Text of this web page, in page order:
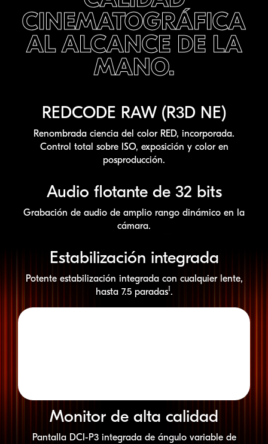
CINEMATOGRÁFICA
ALALCANCE DE LA
MANO.
REDCODE RAW (R3D NE)
Renombrada ciencia del color RED, incorporada.
Control total sobre ISO, exposición y color en
posproducción.
Audio flotante de 32 bits
Grabación de audio de amplio rango dinámico en la
cámara.
Estabilización integrada
Potente estabilización integrada con cualquier lente,
hasta 7.5 paradas1.
Monitor de alta calidad
Pantalla DCI-P3integrada de ángulo variable de